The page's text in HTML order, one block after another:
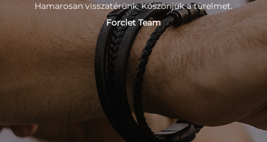
Hamarosan visszatérünk. Köszönjük a türelmet.
Forclet Team